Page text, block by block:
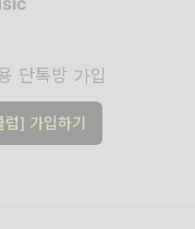
단톡방 가입
] 가입하기